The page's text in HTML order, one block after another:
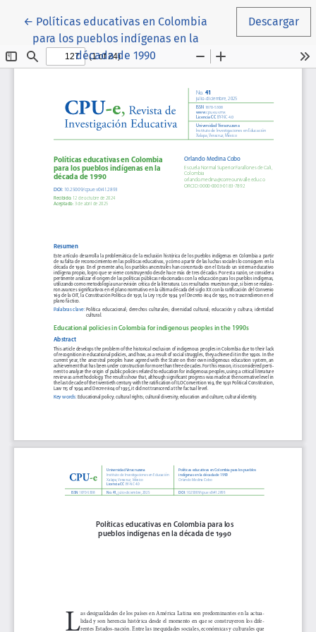
← Volver a los detalles del artículo
Políticas educativas en Colombia
para los pueblos indígenas en la
década de 1990
Descargar